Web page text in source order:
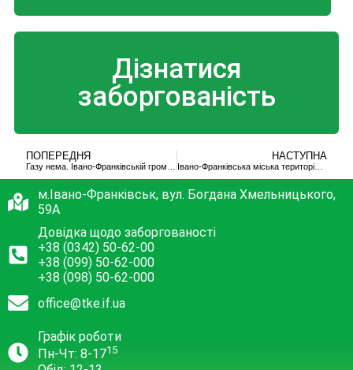
Дізнатися
заборгованість
ПОПЕРЕДНЯ НАСТУПНА
Івано-Франківська міська територіальна громада – без газу!
м.Івано-Франківськ, вул. Богдана Хмельницького,
59А
Довідка щодо заборгованості
+38 (0342) 50-62-00
+38 (099) 50-62-000
+38 (098) 50-62-000
office@tke.if.ua
Графік роботи
Пн-Чт: 8-1715